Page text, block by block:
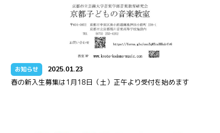
お知らせ 2025.01.23
春の新入生募集は1月18日（土）正午より受付を始めます